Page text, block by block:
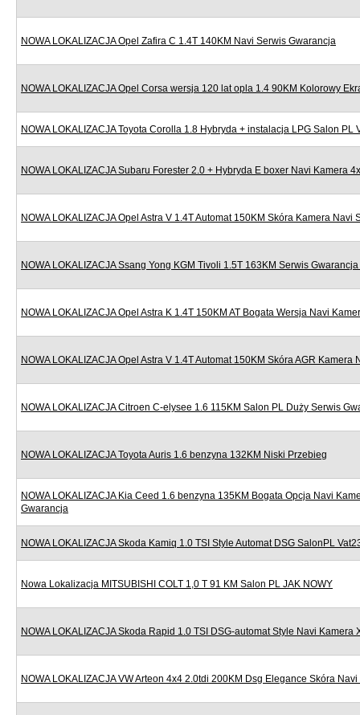
NOWA LOKALIZACJA Opel Zafira C 1.4T 140KM Navi Serwis Gwarancja
NOWA LOKALIZACJA Opel Corsa wersja 120 lat opla 1.4 90KM Kolorowy
NOWA LOKALIZACJA Toyota Corolla 1.8 Hybryda + instalacja LPG Salon PL
NOWA LOKALIZACJA Subaru Forester 2.0 + Hybryda E boxer Navi Kamera
NOWA LOKALIZACJA Opel Astra V 1.4T Automat 150KM Skóra Kamera Navi
NOWA LOKALIZACJA Ssang Yong KGM Tivoli 1.5T 163KM Serwis
NOWA LOKALIZACJA Opel Astra K 1.4T 150KM AT Bogata Wersja Navi
NOWA LOKALIZACJA Opel Astra V 1.4T Automat 150KM Skóra AGR Kamera
NOWA LOKALIZACJA Citroen C-elysee 1.6 115KM Salon PL Duży Serwis
NOWA LOKALIZACJA Toyota Auris 1.6 benzyna 132KM Niski Przebieg
NOWA LOKALIZACJA Kia Ceed 1.6 benzyna 135KM Bogata Opcja Navi
Gwarancja
NOWA LOKALIZACJA Skoda Kamiq 1.0 TSI Style Automat DSG SalonPL
Nowa Lokalizacja MITSUBISHI COLT 1,0 T 91 KM Salon PL JAK NOWY
NOWA LOKALIZACJA Skoda Rapid 1.0 TSI DSG-automat Style Navi Kamera
NOWA LOKALIZACJA VW Arteon 4x4 2.0tdi 200KM Dsg Elegance Skóra